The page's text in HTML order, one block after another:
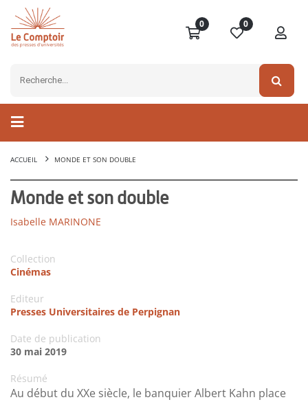
0 0
ACCUEIL MONDE ET SON DOUBLE
Monde et son double
Isabelle MARINONE
Collection
Cinémas
Editeur
Presses Universitaires de Perpignan
Date de publication
30 mai 2019
Résumé
Au début du XXe siècle, le banquier Albert Kahn place